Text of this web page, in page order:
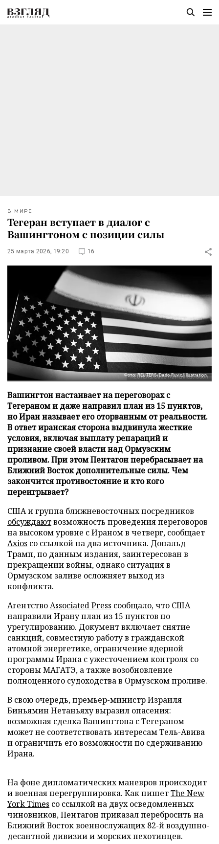
В МИРЕ
Тегеран вступает в диалог с
Вашингтоном с позиции силы
25 марта 2026, 19:20 16
Фото: REUTERS/Dado Ruvic/Illustration
Вашингтон настаивает на переговорах с
Тегераном и даже направил план из 15 пунктов,
но Иран называет его оторванным от реальности.
В ответ иранская сторона выдвинула жесткие
условия, включая выплату репараций и
признание своей власти над Ормузским
проливом. При этом Пентагон перебрасывает на
Ближний Восток дополнительные силы. Чем
закончится противостояние и кто кого
переигрывает?
США и группа ближневосточных посредников
обсуждаютвозможность проведения переговоров
на высоком уровне с Ираном в четверг, сообщает
Axios со ссылкой на два источника. Дональд
Трамп, по данным издания, заинтересован в
прекращении войны, однако ситуация в
Ормузском заливе осложняет выход из
конфликта.
АгентствоAssociated Press сообщало, что США
направили Ирану план из 15 пунктов по
урегулированию. Документ включает снятие
санкций, совместную работу в гражданской
атомной энергетике, ограничение ядерной
программы Ирана с ужесточением контроля со
стороны МАГАТЭ, а также возобновление
полноценного судоходства в Ормузском проливе.
В свою очередь, премьер-министр Израиля
Биньямин Нетаньяху выразил опасения:
возможная сделка Вашингтона с Тегераном
может не соответствовать интересам Тель-Авива
и ограничить его возможности по сдерживанию
Ирана.
На фоне дипломатических маневров происходит
и военная перегруппировка. Как пишетThe New
York Times со ссылкой на двух осведомленных
чиновников, Пентагон приказал перебросить на
Ближний Восток военнослужащих 82-й воздушно-
десантной дивизии и морских пехотинцев.